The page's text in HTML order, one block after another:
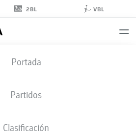
2BL VBL
Portada
Partidos
Clasificación